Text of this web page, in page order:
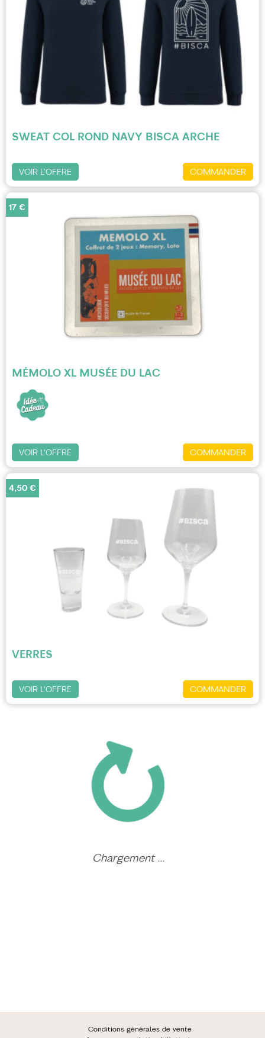
SWEAT COL ROND NAVY BISCA ARCHE
COMMANDER
VOIR L'OFFRE
MÉMOLO XL MUSÉE DU LAC
COMMANDER
VOIR L'OFFRE
17 €
VERRES
COMMANDER
VOIR L'OFFRE
4,50 €